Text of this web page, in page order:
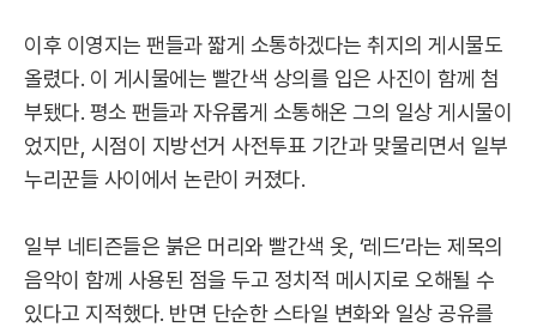
이후 이영지는 팬들과 짧게 소통하겠다는 취지의 게시물도
올렸다. 이 게시물에는 빨간색 상의를 입은 사진이 함께 첨
부됐다. 평소 팬들과 자유롭게 소통해온 그의 일상 게시물이
었지만, 시점이 지방선거 사전투표 기간과 맞물리면서 일부
누리꾼들 사이에서 논란이 커졌다.
일부 네티즌들은 붉은 머리와 빨간색 옷, ‘레드’라는 제목의
음악이 함께 사용된 점을 두고 정치적 메시지로 오해될 수
있다고 지적했다. 반면 단순한 스타일 변화와 일상 공유를